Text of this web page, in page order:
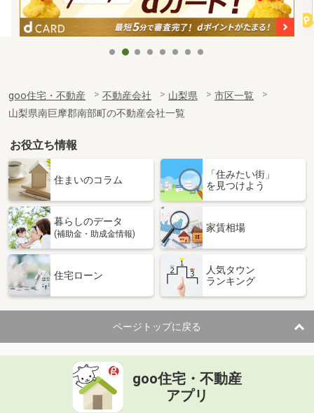
goo住宅・不動産 不動産会社 山梨県
市区一覧
山梨県南巨摩郡南部町の不動産会社一覧
お役立ち情報
住まいのコラム
「住みたい街」
を見つけよう
暮らしのデータ
(補助金・助成金情報)
家賃相場
住宅ローン
人気タウン
ランキング
ページトップに戻る
goo住宅・不動産
アプリ